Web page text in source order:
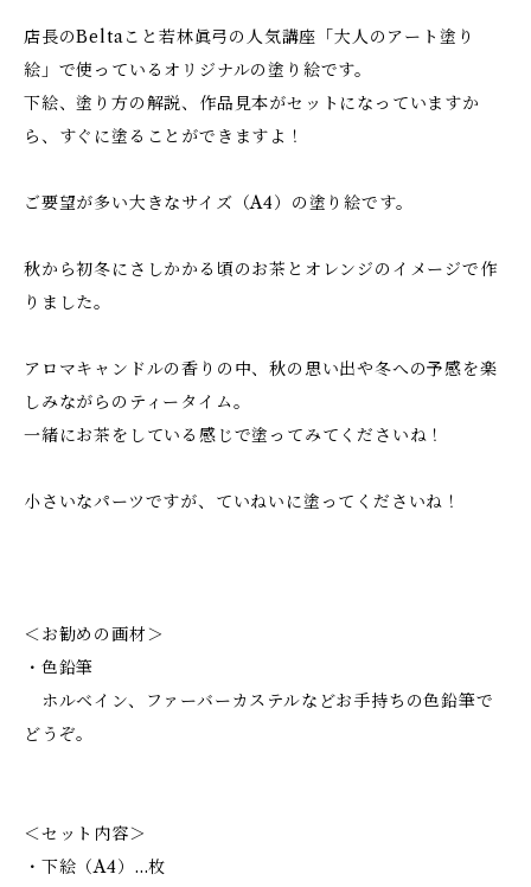
店長のBeltaこと若林眞弓の人気講座「大人のアート塗り
絵」で使っているオリジナルの塗り絵です。
下絵、塗り方の解説、作品見本がセットになっていますか
ら、すぐに塗ることができますよ！
ご要望が多い大きなサイズ（A4）の塗り絵です。
秋から初冬にさしかかる頃のお茶とオレンジのイメージで作
りました。
アロマキャンドルの香りの中、秋の思い出や冬への予感を楽
しみながらのティータイム。
一緒にお茶をしている感じで塗ってみてくださいね！
小さいなパーツですが、ていねいに塗ってくださいね！
＜お勧めの画材＞
・色鉛筆
ホルベイン、ファーバーカステルなどお手持ちの色鉛筆で
どうぞ。
＜セット内容＞
・下絵（A4）…枚